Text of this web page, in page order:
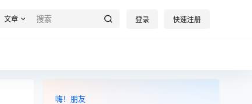
文章 登录 快速注册
嗨！朋友